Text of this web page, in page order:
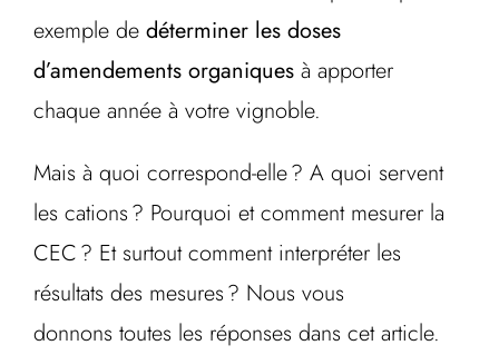
exemple de déterminer les doses
d’amendements organiques à apporter
chaque année à votre vignoble.
Mais à quoi correspond-elle ? A quoi servent
les cations ? Pourquoi et comment mesurer la
CEC ? Et surtout comment interpréter les
résultats des mesures ? Nous vous
donnons toutes les réponses dans cet article.